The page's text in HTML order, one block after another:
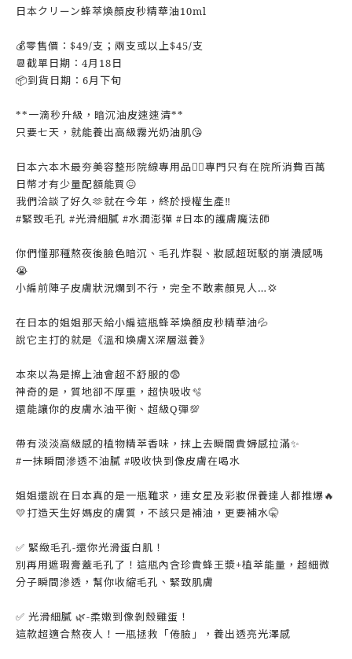
日本クリーン蜂萃煥顏皮秒精華油10ml
💰零售價：$49/支；兩支或以上$45/支
📆截單日期：4月18日
📦到貨日期：6月下旬
**一滴秒升級，暗沉油皮速速清**
只要七天，就能養出高級霧光奶油肌😘
日本六本木最夯美容整形院線專用品👨‍⚕️專門只有在院所消費百萬
日幣才有少量配額能買😖
我們洽談了好久🫶就在今年，終於授權生產‼️
#緊致毛孔 #光滑細膩 #水潤澎彈 #日本的護膚魔法師
你們懂那種熬夜後臉色暗沉、毛孔炸裂、妝感超斑駁的崩潰感嗎
😭
小編前陣子皮膚狀況爛到不行，完全不敢素顏見人…💢
在日本的姐姐那天給小編這瓶蜂萃煥顏皮秒精華油💦
說它主打的就是《溫和煥膚X深層滋養》
本來以為是擦上油會超不舒服的😨
神奇的是，質地卻不厚重，超快吸收🫧
還能讓你的皮膚水油平衡、超級Q彈💯
帶有淡淡高級感的植物精萃香味，抹上去瞬間貴婦感拉滿✨
#一抹瞬間滲透不油膩 #吸收快到像皮膚在喝水
姐姐還說在日本真的是一瓶難求，連女星及彩妝保養達人都推爆🔥
💛打造天生好媽皮的膚質，不該只是補油，更要補水🤫
✅ 緊緻毛孔-還你光滑蛋白肌！
別再用遮瑕膏蓋毛孔了！這瓶內含珍貴蜂王漿+植萃能量，超細微
分子瞬間滲透，幫你收縮毛孔、緊致肌膚
✅ 光滑細膩 🌿-柔嫩到像剝殼雞蛋！
這款超適合熬夜人！一瓶拯救「倦臉」，養出透亮光澤感